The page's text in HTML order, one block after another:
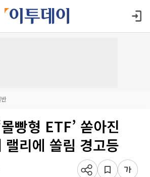
빵형 ETF’ 쏟아진
리에 쏠림 경고등